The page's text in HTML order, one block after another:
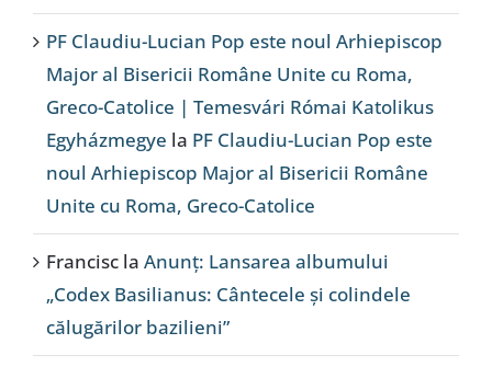
PF Claudiu-Lucian Pop este noul Arhiepiscop
Major al Bisericii Române Unite cu Roma,
Greco-Catolice | Temesvári Római Katolikus
Egyházmegye la PF Claudiu-Lucian Pop este
noul Arhiepiscop Major al Bisericii Române
Unite cu Roma, Greco-Catolice
Francisc la Anunț: Lansarea albumului
„Codex Basilianus: Cântecele și colindele
călugărilor bazilieni”